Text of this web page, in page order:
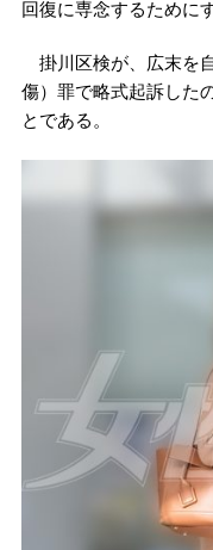
回復に専念するために
掛川区検が、広末を
傷）罪で略式起訴した
とである。